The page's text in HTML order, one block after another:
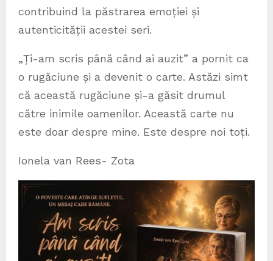
contribuind la păstrarea emoției și
autenticității acestei seri.
„Ți-am scris până când ai auzit” a pornit ca
o rugăciune și a devenit o carte. Astăzi simt
că această rugăciune și-a găsit drumul
către inimile oamenilor. Această carte nu
este doar despre mine. Este despre noi toți.
Ionela van Rees- Zota